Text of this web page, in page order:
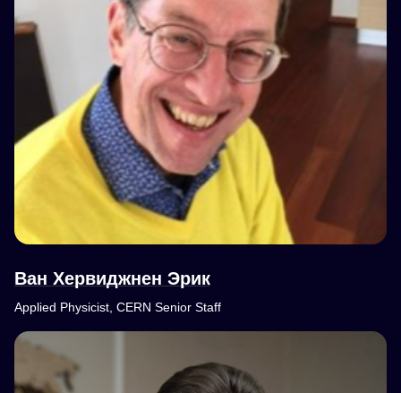
Ван Хервиджнен Эрик
Applied Physicist, CERN Senior Staff